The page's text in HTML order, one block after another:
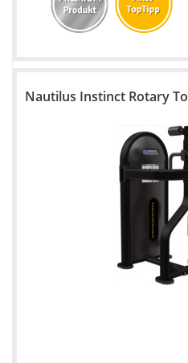
Nautilus Instinct Rotary